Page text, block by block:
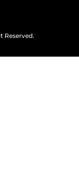
Reserved.